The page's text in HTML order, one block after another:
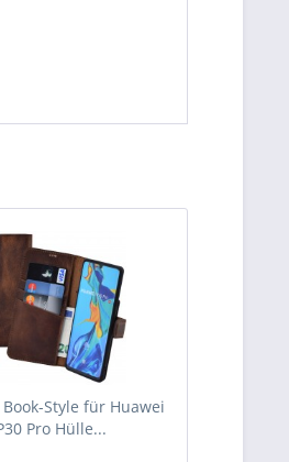
Style für Huawei
Pro Hülle...